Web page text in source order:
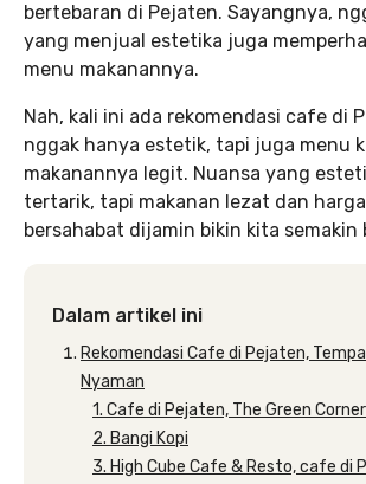
bertebaran di Pejaten. Sayangnya,
yang menjual estetika juga
menu makanannya.
Nah, kali ini ada rekomendasi cafe di
nggak hanya estetik, tapi juga menu
makanannya legit. Nuansa yang
tertarik, tapi makanan lezat dan
bersahabat dijamin bikin kita semakin
Dalam artikel ini
Rekomendasi Cafe di Pejaten,
Nyaman
1. Cafe di Pejaten, The Green Corner
2. Bangi Kopi
3. High Cube Cafe & Resto, cafe di